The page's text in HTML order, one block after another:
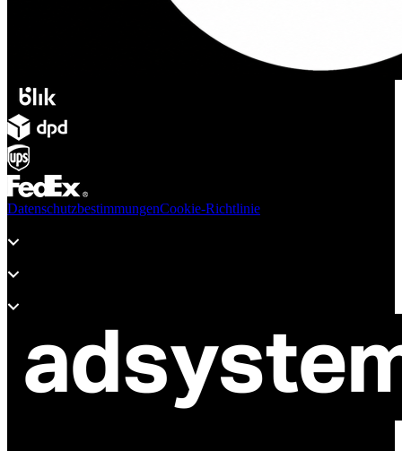
DatenschutzbestimmungenCookie-Richtlinie